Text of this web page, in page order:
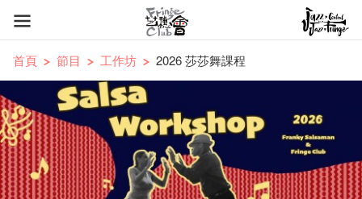
首頁 節目 工作坊 2026 莎莎舞課程